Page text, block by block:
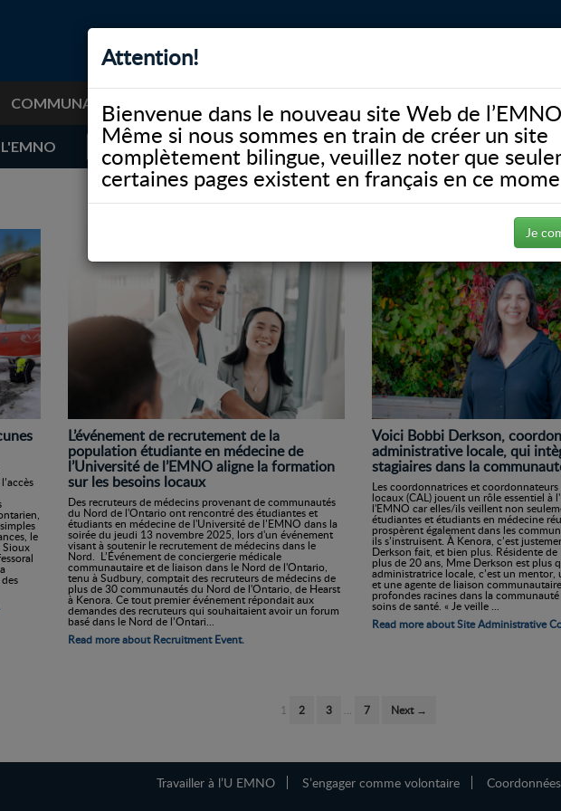
Attention!
Bienvenue dans le nouveau site Web de
Même si nous sommes en train de créer un site
complètement bilingue, veuillez noter que
certaines pages existent en français en ce
Je
COMMUNAUTÉ BIBLIOTHÈQUE FACULTÉ DONATE
le
Sioux
L’événement de recrutement de la
population étudiante en médecine de
l’Université de l’EMNO aligne la formation
sur les besoins locaux
Des recruteurs de médecins provenant de communautés
du Nord de l'Ontario ont rencontré des étudiantes et
étudiants en médecine de l'Université de l’EMNO dans la
soirée du jeudi 13 novembre 2025, lors d'un événement
visant à soutenir le recrutement de médecins dans le
Nord. L’Événement de conciergerie médicale
communautaire et de liaison dans le Nord de l'Ontario,
tenu à Sudbury, comptait des recruteurs de médecins de
plus de 30 communautés du Nord de l'Ontario, de Hearst
à Kenora. Ce tout premier événement répondait aux
demandes des recruteurs qui souhaitaient avoir un forum
basé dans le Nord de l’Ontari...
Read more about Recruitment Event.
Voici Bobbi Derkson,
administrative locale, qui
stagiaires dans la
Les coordonnatrices et
locaux (CAL) jouent un rôle essentiel à
l'EMNO car elles/ils veillent non
étudiantes et étudiants en médecine
prospèrent également dans les
ils s’instruisent. À Kenora, c’est
Derkson fait, et bien plus. Résidente
plus de 20 ans, Mme Derkson est plus
administratrice locale, c’est un
et une agente de liaison
profondes racines dans la
soins de santé. « Je veille ...
Read more about Site Administrative
1 2 3 … 7 Next →
Travailler à l’U EMNO S’engager comme volontaire Coordonnées